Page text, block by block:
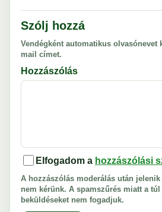
Szólj hozzá
Vendégként automatikus olvasónevet
mail címet.
Hozzászólás
Elfogadom a hozzászólási
A hozzászólás moderálás után
nem kérünk. A spamszűrés miatt a
beküldéseket nem fogadjuk.